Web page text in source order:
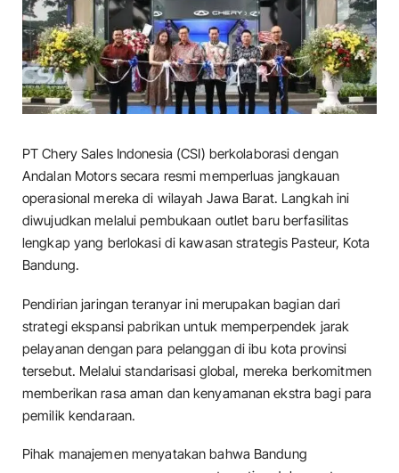
PT Chery Sales Indonesia (CSI) berkolaborasi dengan
Andalan Motors secara resmi memperluas jangkauan
operasional mereka di wilayah Jawa Barat. Langkah ini
diwujudkan melalui pembukaan outlet baru berfasilitas
lengkap yang berlokasi di kawasan strategis Pasteur, Kota
Bandung.
​Pendirian jaringan teranyar ini merupakan bagian dari
strategi ekspansi pabrikan untuk memperpendek jarak
pelayanan dengan para pelanggan di ibu kota provinsi
tersebut. Melalui standarisasi global, mereka berkomitmen
memberikan rasa aman dan kenyamanan ekstra bagi para
pemilik kendaraan.
​Pihak manajemen menyatakan bahwa Bandung